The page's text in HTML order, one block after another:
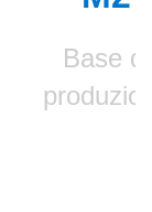
Base di